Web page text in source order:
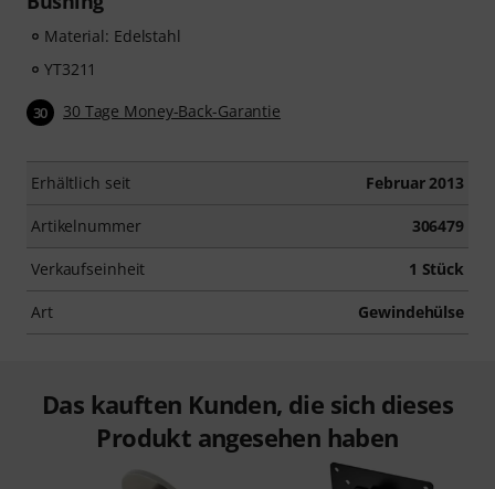
Material: Edelstahl
YT3211
30 30 Tage Money-Back-Garantie
Erhältlich seit Februar 2013
Artikelnummer 306479
Verkaufseinheit 1 Stück
Art Gewindehülse
Das kauften Kunden, die sich dieses
Produkt angesehen haben